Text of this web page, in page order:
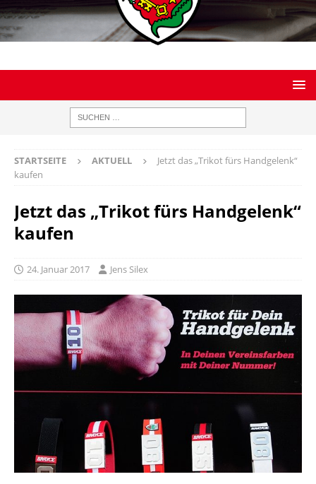
STARTSEITE AKTUELL
Jetzt das „Trikot fürs Handgelenk“
kaufen
Jetzt das „Trikot fürs Handgelenk“
kaufen
24. Januar 2017 Jens Silex